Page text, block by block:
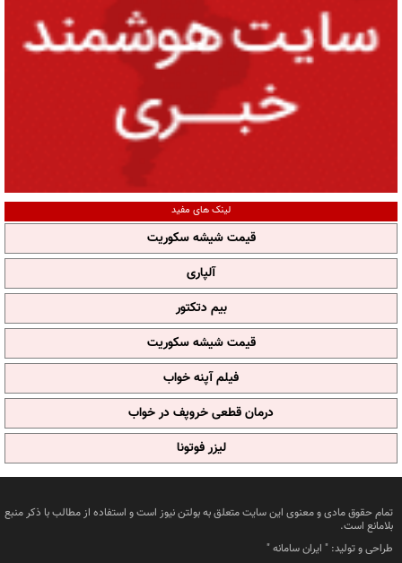
لینک های مفید
قیمت شیشه سکوریت
آلپاری
بیم دتکتور
قیمت شیشه سکوریت
فیلم آپنه خواب
درمان قطعی خروپف در خواب
لیزر فوتونا
تمام حقوق مادی و معنوی این سایت متعلق به بولتن نیوز است و استفاده از مطالب با ذکر منبع
بلامانع است.
طراحی و تولید: " ایران سامانه"